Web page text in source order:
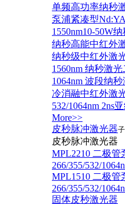
单频高功率纳秒
泵浦紧凑型
1550nm10-50W
纳秒高能中红外
纳秒级中红外激
1560nm 纳秒激
1064nm 波段纳
冷消融中红外激
532/1064nm 2ns
More>>
皮秒脉冲激光器
皮秒脉冲激光器
​MPL2210 二极
266/355/532/
MPL1510 二极
266/355/532/
固体皮秒激光器